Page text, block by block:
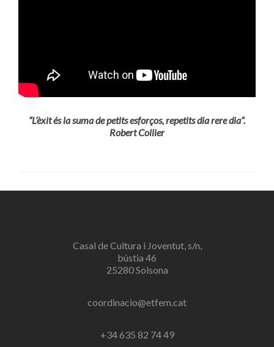
“L’èxit és la suma de petits esforços, repetits dia rere dia”.
Robert Collier
Casal de Cultura i Joventut, s/n,
bústia 46
25280 Solsona
coordinacio@etfem.cat
+34 635 82 74 49